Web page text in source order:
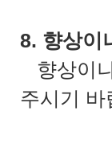
8. 향상이
향상이
주시기 바